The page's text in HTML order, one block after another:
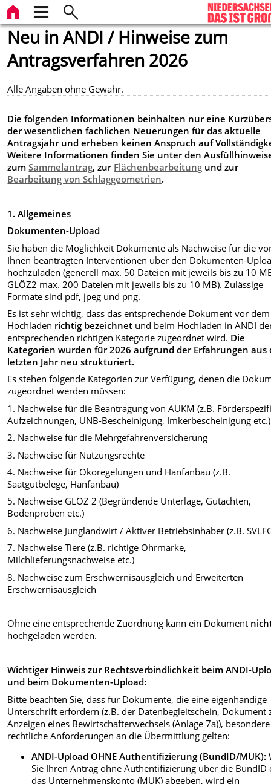
Neu in ANDI / Hinweise zum
Antragsverfahren 2026
Alle Angaben ohne Gewähr.
Die folgenden Informationen beinhalten nur eine
der wesentlichen fachlichen Neuerungen für das aktuelle
Antragsjahr und erheben keinen Anspruch auf
Weitere Informationen finden Sie unter den
zumSammelantrag, zur Flächenbearbeitung und zur
Bearbeitung von Schlaggeometrien.
1. Allgemeines
Dokumenten-Upload
Sie haben die Möglichkeit Dokumente als Nachweise für die
Ihnen beantragten Interventionen über den Dokumenten-
hochzuladen (generell max. 50 Dateien mit jeweils bis zu 10
GLÖZ2 max. 200 Dateien mit jeweils bis zu 10 MB). Zulässige
Formate sind pdf, jpeg und png.
Es ist sehr wichtig, dass das entsprechende Dokument vor dem
Hochladen richtig bezeichnet und beim Hochladen in ANDI
entsprechenden richtigen Kategorie zugeordnet wird. Die
Kategorien wurden für 2026 aufgrund der Erfahrungen aus
letzten Jahr neu strukturiert.
Es stehen folgende Kategorien zur Verfügung, denen die
zugeordnet werden müssen:
1. Nachweise für die Beantragung von AUKM (z.B.
Aufzeichnungen, UNB-Bescheinigung, Imkerbescheinigung etc.)
2. Nachweise für die Mehrgefahrenversicherung
3. Nachweise für Nutzungsrechte
4. Nachweise für Ökoregelungen und Hanfanbau (z.B.
Saatgutbelege, Hanfanbau)
5. Nachweise GLÖZ 2 (Begründende Unterlage, Gutachten,
Bodenproben etc.)
6. Nachweise Junglandwirt / Aktiver Betriebsinhaber(z.B.
7. Nachweise Tiere (z.B. richtige Ohrmarke,
Milchlieferungsnachweise etc.)
8. Nachweise zum Erschwernisausgleich und Erweiterten
Erschwernisausgleich
Ohne eine entsprechende Zuordnung kann ein Dokument
hochgeladen werden.
Wichtiger Hinweis zur Rechtsverbindlichkeit beim ANDI-
und beim Dokumenten-Upload:
Bitte beachten Sie, dass für Dokumente, die eine eigenhändige
Unterschrift erfordern (z.B. der Datenbegleitschein, Dokument
Anzeigen eines Bewirtschafterwechsels (Anlage 7a)), besondere
rechtliche Anforderungen an die Übermittlung gelten:
ANDI-Upload OHNE Authentifizierung (BundID/MUK):
Sie Ihren Antrag ohne Authentifizierung über die BundID
das Unternehmenskonto (MUK) abgeben, wird ein